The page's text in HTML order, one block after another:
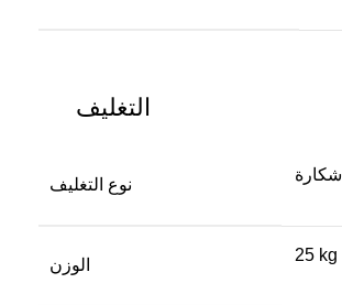
التغليف
نوع التغليف
شكارة
الوزن
25 kg